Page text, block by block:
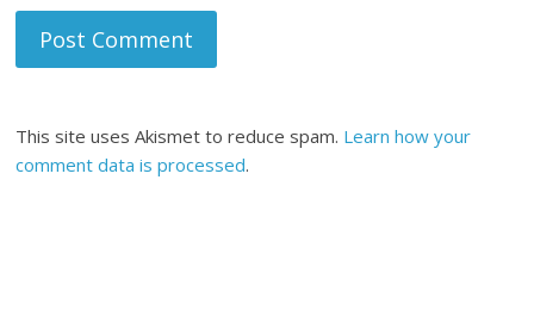
This site uses Akismet to reduce spam. Learn how your
comment data is processed.